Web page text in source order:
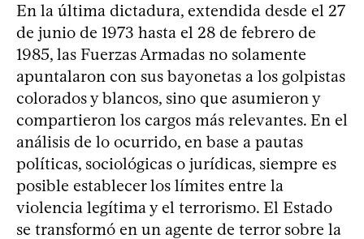
En la última dictadura, extendida desde el 27
de junio de 1973 hasta el 28 de febrero de
1985, las Fuerzas Armadas no solamente
apuntalaron con sus bayonetas a los golpistas
colorados y blancos, sino que asumieron y
compartieron los cargos más relevantes. En el
análisis de lo ocurrido, en base a pautas
políticas, sociológicas o jurídicas, siempre es
posible establecer los límites entre la
violencia legítima y el terrorismo. El Estado
se transformó en un agente de terror sobre la